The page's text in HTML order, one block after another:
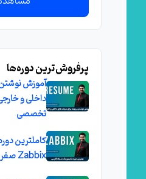
پرفروش‌ترین دوره‌ها
آموزش
داخلی و
تخصصی
کاملترین
Zabbix صفر تا صد + مدرک